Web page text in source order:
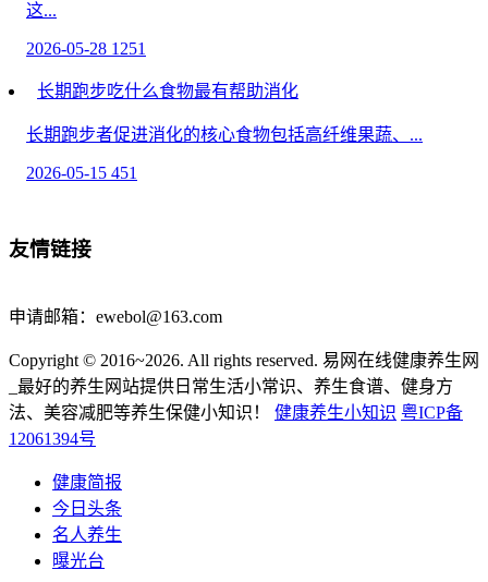
这...
2026-05-28 1251
长期跑步吃什么食物最有帮助消化
长期跑步者促进消化的核心食物包括高纤维果蔬、...
2026-05-15 451
喝苹果水的最佳时间集中在早晨空腹、餐前半小时...
孕早期子宫动脉阻力高通常与子宫血液循环异常有...
2026-04-22 564
分
紫竹轻享消消喷剂作为外用的产品，合理的去使用，对...
2026-04-08
友情链接
申请邮箱：ewebol@163.com
Copyright © 2016~2026. All rights reserved. 易网在线健康养生网
_最好的养生网站提供日常生活小常识、养生食谱、健身方
法、美容减肥等养生保健小知识！ 健康养生小知识 粤ICP备
12061394号
健康简报
今日头条
名人养生
曝光台